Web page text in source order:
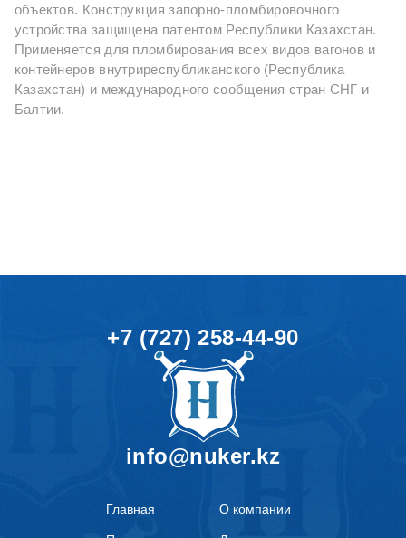
объектов. Конструкция запорно-пломбировочного
устройства защищена патентом Республики Казахстан.
Применяется для пломбирования всех видов вагонов и
контейнеров внутриреспубликанского (Республика
Казахстан) и международного сообщения стран СНГ и
Балтии.
info@nuker.kz
+7 (727) 258-44-90
Главная О компании